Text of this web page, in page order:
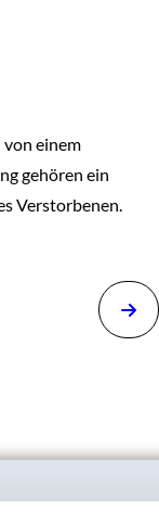
von einem
gehören ein
Verstorbenen.